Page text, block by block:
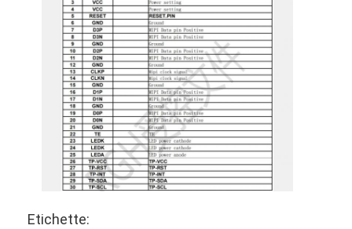
Casa.
Prodotti
Video
Chi Siamo
Visita alla fabbrica
Etichette: